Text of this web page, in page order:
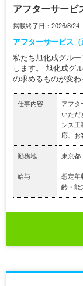
アフターサービ
掲載終了日：2026/8/24
アフターサービス
私たち旭化成グルー
します。 旭化成グ
の求めるものが変
仕事内容
アフタ
いただ
ンス工
応、お
勤務地 東京都
給与
想定年
齢・能